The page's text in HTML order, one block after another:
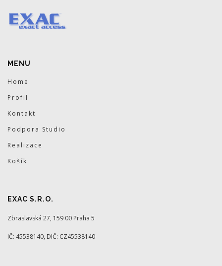
MENU
Home
Profil
Kontakt
Podpora Studio
Realizace
Košík
EXAC S.R.O.
Zbraslavská 27, 159 00 Praha 5
IČ: 45538140, DIČ: CZ45538140